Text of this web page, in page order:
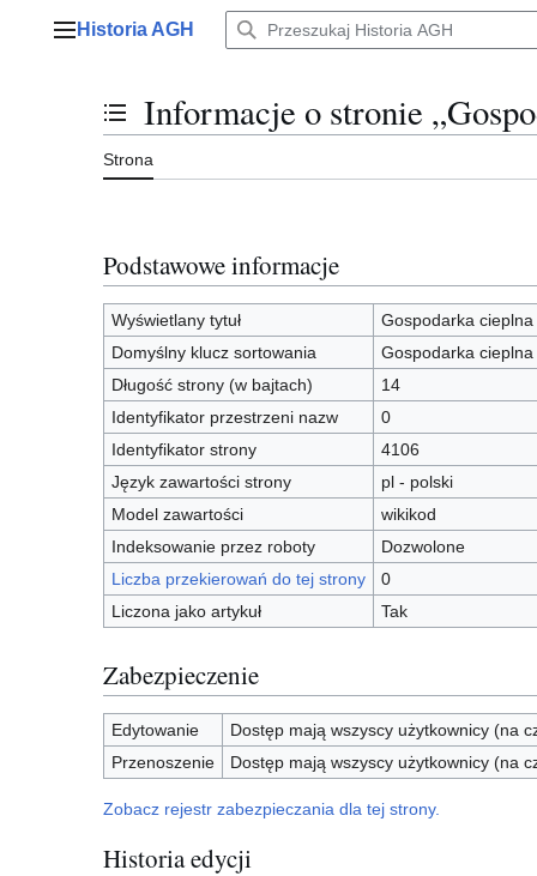
Menu główne
Historia AGH
Przełącz stan spisu treści
Informacje o stronie
Strona
Podstawowe informacje
Wyświetlany tytuł
Gospodarka cieplna
Domyślny klucz sortowania
Gospodarka cieplna
Długość strony (w bajtach)
14
Identyfikator przestrzeni nazw
0
Identyfikator strony
4106
Język zawartości strony
pl - polski
Model zawartości
wikikod
Indeksowanie przez roboty
Dozwolone
Liczba przekierowań do tej strony
0
Liczona jako artykuł
Tak
Zabezpieczenie
Edytowanie
Dostęp mają wszyscy użytkownicy (na
Przenoszenie
Dostęp mają wszyscy użytkownicy (na
Zobacz rejestr zabezpieczania dla tej strony.
Historia edycji